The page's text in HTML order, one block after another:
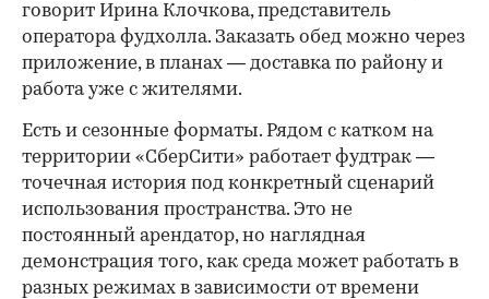
говорит Ирина Клочкова, представитель
оператора фудхолла. Заказать обед можно через
приложение, в планах — доставка по району и
работа уже с жителями.
Есть и сезонные форматы. Рядом с катком на
территории «СберСити» работает фудтрак —
точечная история под конкретный сценарий
использования пространства. Это не
постоянный арендатор, но наглядная
демонстрация того, как среда может работать в
разных режимах в зависимости от времени